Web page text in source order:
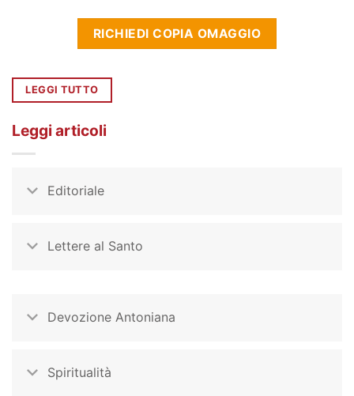
RICHIEDI COPIA OMAGGIO
LEGGI TUTTO
Leggi articoli
Editoriale
Lettere al Santo
Devozione Antoniana
Spiritualità